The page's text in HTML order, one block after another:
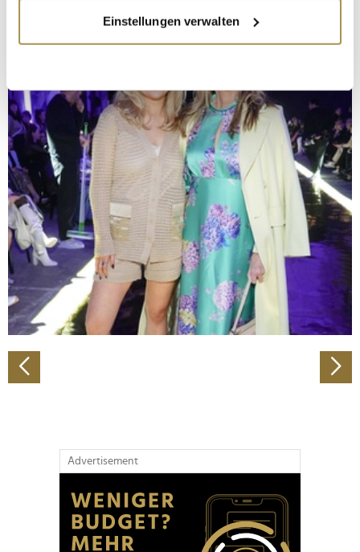
Informationen über Ihre geografische Lage
erfassen, welche bis auf einige Meter genau sein
bestimmten Merkmalen (Fingerprinting) identifizieren
Erfahren Sie mehr darüber, wie Ihre persönlichen Daten
verarbeitet werden, und legen Sie Ihre Präferenzen im
Abschnitt Einzelheiten
fest.
Wir verwenden Cookies, um Inhalte und Anzeigen zu
personalisieren, Funktionen für soziale Medien anbieten
zu können und die Zugriffe auf unsere Website zu
analysieren. Außerdem geben wir Informationen zu Ihrer
Verwendung unserer Website an unsere Partner für
soziale Medien, Werbung und Analysen weiter. Unsere
Partner führen diese Informationen möglicherweise mit
haben oder die sie im Rahmen Ihrer Nutzung der Dienste
gesammelt haben.
Einstellungen verwalten
Advertisement